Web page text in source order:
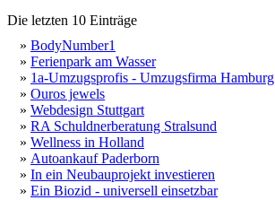
Die letzten 10 Einträge
» BodyNumber1
» Ferienpark am Wasser
» 1a-Umzugsprofis - Umzugsfirma Hamburg
» Ouros jewels
» Webdesign Stuttgart
» RA Schuldnerberatung Stralsund
» Wellness in Holland
» Autoankauf Paderborn
» In ein Neubauprojekt investieren
» Ein Biozid - universell einsetzbar